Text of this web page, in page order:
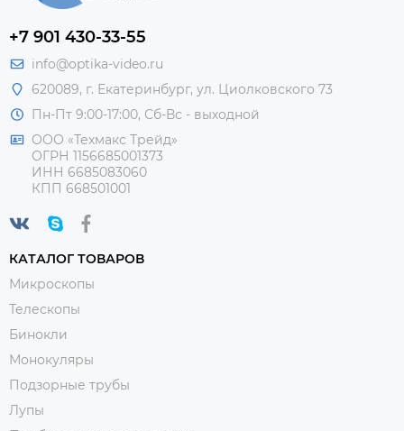
+7 901 430-33-55
info@optika-video.ru
620089, г. Екатеринбург, ул. Циолковского 73
Пн-Пт 9:00-17:00, Сб-Вс - выходной
ООО «Техмакс Трейд»
ОГРН 1156685001373
ИНН 6685083060
КПП 668501001
КАТАЛОГ ТОВАРОВ
Микроскопы
Телескопы
Бинокли
Монокуляры
Подзорные трубы
Лупы